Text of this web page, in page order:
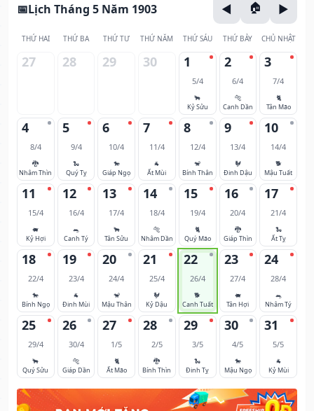
Lịch Tháng 5 Năm 1903
THỨ HAI THỨ BA THỨ TƯ THỨ NĂM THỨ SÁU THỨ BẢY CHỦ NHẬT
27 28 29 30 1
5/4
🐂
Kỷ Sửu
2
6/4
🐅
Canh Dần
3
7/4
🐈
Tân Mão
4
8/4
🐉
Nhâm Thìn
5
9/4
🐍
Quý Tỵ
6
10/4
🐎
Giáp Ngọ
7
11/4
🐐
Ất Mùi
8
12/4
🐒
Bính Thân
9
13/4
🐓
Đinh Dậu
10
14/4
🐕
Mậu Tuất
11
15/4
🐖
Kỷ Hợi
12
16/4
🐀
Canh Tý
13
17/4
🐂
Tân Sửu
14
18/4
🐅
Nhâm Dần
15
19/4
🐈
Quý Mão
16
20/4
🐉
Giáp Thìn
17
21/4
🐍
Ất Tỵ
18
22/4
🐎
Bính Ngọ
19
23/4
🐐
Đinh Mùi
20
24/4
🐒
Mậu Thân
21
25/4
🐓
Kỷ Dậu
22
26/4
🐕
Canh Tuất
23
27/4
🐖
Tân Hợi
24
28/4
🐀
Nhâm Tý
25
29/4
🐂
Quý Sửu
26
30/4
🐅
Giáp Dần
27
1/5
🐈
Ất Mão
28
2/5
🐉
Bính Thìn
29
3/5
🐍
Đinh Tỵ
30
4/5
🐎
Mậu Ngọ
31
5/5
🐐
Kỷ Mùi